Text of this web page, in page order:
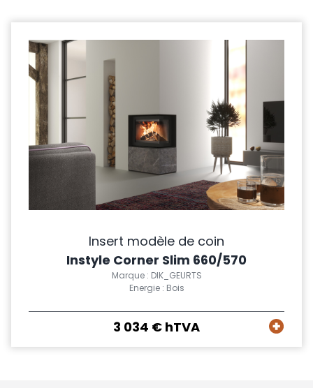
Insert modèle de coin
Instyle Corner Slim 660/570
Marque : DIK_GEURTS
Energie : Bois
3 034 € hTVA